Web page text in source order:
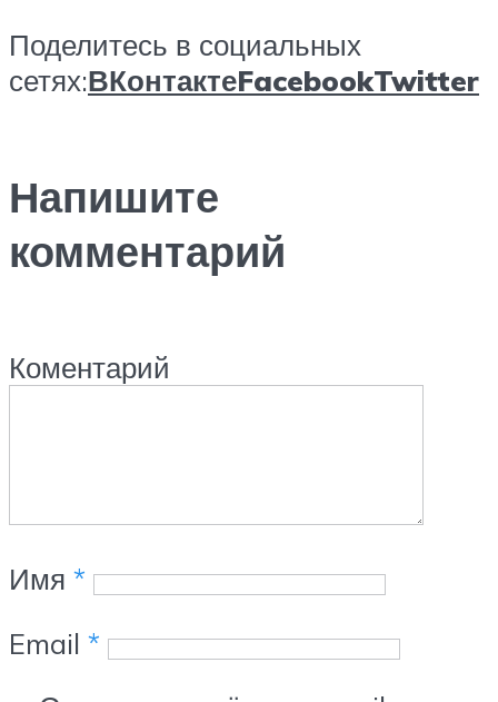
Поделитесь в социальных
сетях:ВКонтактеFacebookTwitter
Напишите
комментарий
Коментарий
Имя *
Email *